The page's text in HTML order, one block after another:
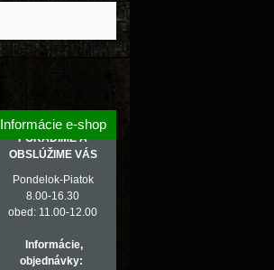
Informácie e-shop
PORADÍME A
OBSLÚŽIME VÁS
Pondelok-Piatok
8.00-16.30
obed: 11.00-12.00
Informácie,
objednávky: